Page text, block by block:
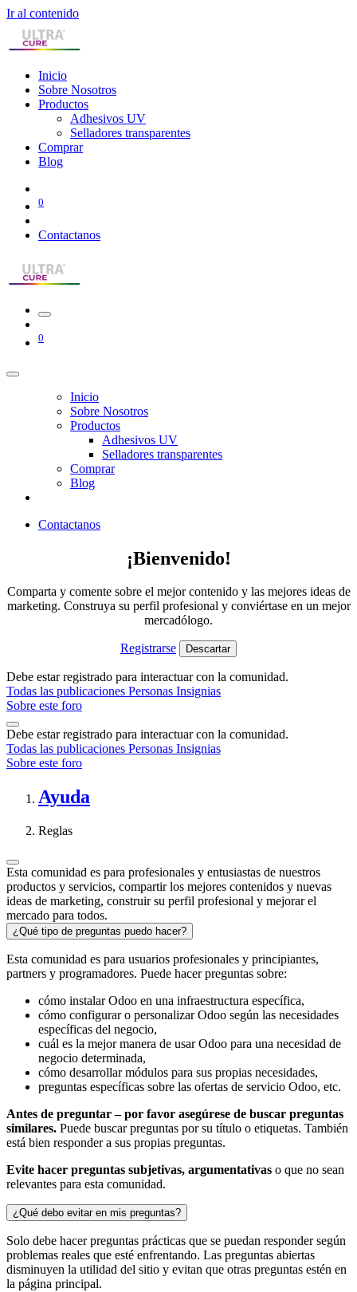
Ir al contenido
Inicio
Sobre Nosotros
Productos
Adhesivos UV
Selladores transparentes
Comprar
Blog
0
Contactanos
0
Inicio
Sobre Nosotros
Productos
Adhesivos UV
Selladores transparentes
Comprar
Blog
Contactanos
¡Bienvenido!
Comparta y comente sobre el mejor contenido y las mejores ideas de
marketing. Construya su perfil profesional y conviértase en un mejor
mercadólogo.
Registrarse Descartar
Debe estar registrado para interactuar con la comunidad.
Todas las publicaciones Personas Insignias
Sobre este foro
Debe estar registrado para interactuar con la comunidad.
Todas las publicaciones Personas Insignias
Sobre este foro
Ayuda
Reglas
Esta comunidad es para profesionales y entusiastas de nuestros
productos y servicios, compartir los mejores contenidos y nuevas
ideas de marketing, construir su perfil profesional y mejorar el
mercado para todos.
¿Qué tipo de preguntas puedo hacer?
Esta comunidad es para usuarios profesionales y principiantes,
partners y programadores. Puede hacer preguntas sobre:
cómo instalar Odoo en una infraestructura específica,
cómo configurar o personalizar Odoo según las necesidades
específicas del negocio,
cuál es la mejor manera de usar Odoo para una necesidad de
negocio determinada,
cómo desarrollar módulos para sus propias necesidades,
preguntas específicas sobre las ofertas de servicio Odoo, etc.
Antes de preguntar – por favor asegúrese de buscar preguntas
similares. Puede buscar preguntas por su título o etiquetas. También
está bien responder a sus propias preguntas.
Evite hacer preguntas subjetivas, argumentativas o que no sean
relevantes para esta comunidad.
¿Qué debo evitar en mis preguntas?
Solo debe hacer preguntas prácticas que se puedan responder según
problemas reales que esté enfrentando. Las preguntas abiertas
disminuyen la utilidad del sitio y evitan que otras preguntas estén en
la página principal.